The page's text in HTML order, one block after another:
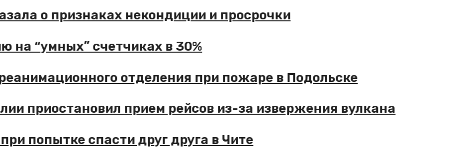
о признаках некондиции и просрочки
“умных” счетчиках в 30%
отделения при пожаре в Подольске
приостановил прием рейсов из-за извержения вулкана
попытке спасти друг друга в Чите